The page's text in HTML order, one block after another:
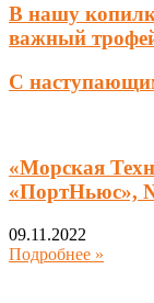
В нашу
важный
С
«Морская
«ПортНьюс»,
09.11.2022
Подробнее »